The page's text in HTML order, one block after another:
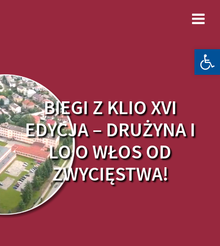
BIEGI Z KLIO XVI
EDYCJA – DRUŻYNA I
LO O WŁOS OD
ZWYCIĘSTWA!